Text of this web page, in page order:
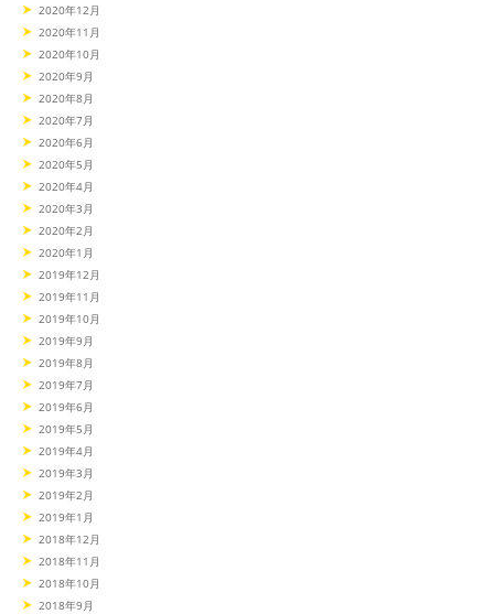
2020年12月
2020年11月
2020年10月
2020年9月
2020年8月
2020年7月
2020年6月
2020年5月
2020年4月
2020年3月
2020年2月
2020年1月
2019年12月
2019年11月
2019年10月
2019年9月
2019年8月
2019年7月
2019年6月
2019年5月
2019年4月
2019年3月
2019年2月
2019年1月
2018年12月
2018年11月
2018年10月
2018年9月